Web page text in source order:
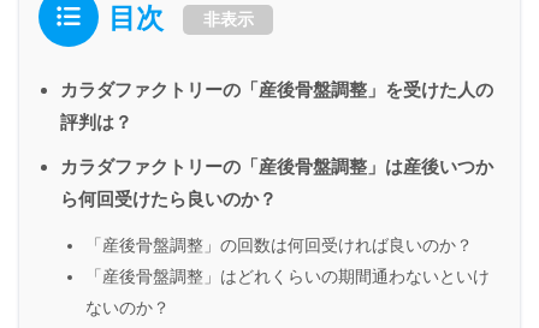
目次 非表示
カラダファクトリーの「産後骨盤調整」を受けた人の
評判は？
カラダファクトリーの「産後骨盤調整」は産後いつか
ら何回受けたら良いのか？
「産後骨盤調整」の回数は何回受ければ良いのか？
「産後骨盤調整」はどれくらいの期間通わないといけ
ないのか？